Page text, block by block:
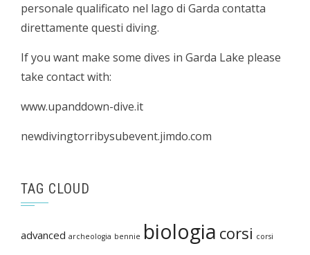
personale qualificato nel lago di Garda contatta
direttamente questi diving.
If you want make some dives in Garda Lake please
take contact with:
www.upanddown-dive.it
newdivingtorribysubevent.jimdo.com
TAG CLOUD
advanced archeologia bennie biologia corsi corsi